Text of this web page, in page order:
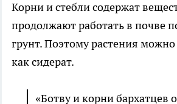
Корни и стебли содержат
продолжают работать в почве
грунт. Поэтому растения можно
как сидерат.
«Ботву и корни бархатцев